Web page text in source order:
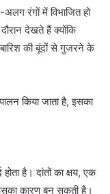
रंगों में विभाजित हो
देखते हैं क्योंकि
की बूंदों से गुजरने के
किया जाता है, इसका
है। दांतों का क्षय, एक
कारण बन सकती है।